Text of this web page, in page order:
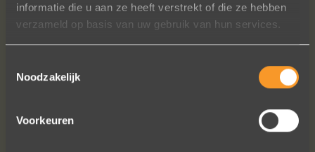
informatie die u aan ze heeft verstrekt of die ze hebben
verzameld op basis van uw gebruik van hun services.
Noodzakelijk
Voorkeuren
trouwring heb ik nu aan mn andere
hand ook een juweeltje. Zo trots als
een pauw ben ik.